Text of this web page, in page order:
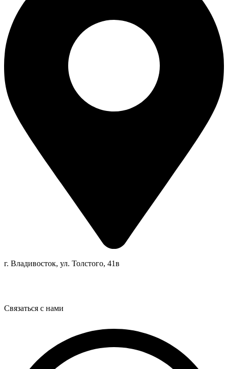
г. Владивосток, ул. Толстого, 41в
Связаться с нами